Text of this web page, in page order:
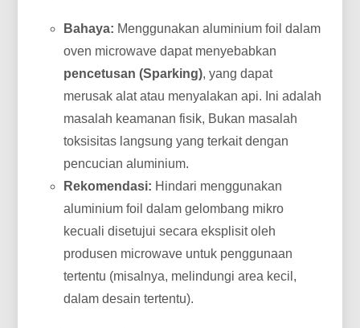
Bahaya: Menggunakan aluminium foil dalam
oven microwave dapat menyebabkan
pencetusan (Sparking), yang dapat
merusak alat atau menyalakan api. Ini adalah
masalah keamanan fisik, Bukan masalah
toksisitas langsung yang terkait dengan
pencucian aluminium.
Rekomendasi: Hindari menggunakan
aluminium foil dalam gelombang mikro
kecuali disetujui secara eksplisit oleh
produsen microwave untuk penggunaan
tertentu (misalnya, melindungi area kecil,
dalam desain tertentu).